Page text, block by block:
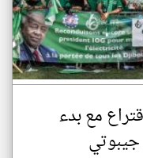
مع بدء
جيبوتي